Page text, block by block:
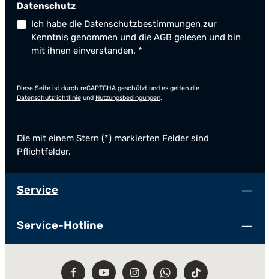
Datenschutz
Ich habe die Datenschutzbestimmungen zur
Kenntnis genommen und die AGBgelesen und bin
mit ihnen einverstanden. *
Diese Seite ist durch reCAPTCHA geschützt und es gelten die
Datenschutzrichtlinieund Nutzungsbedingungen.
Die mit einem Stern (*) markierten Felder sind
Pflichtfelder.
Service
Service-Hotline